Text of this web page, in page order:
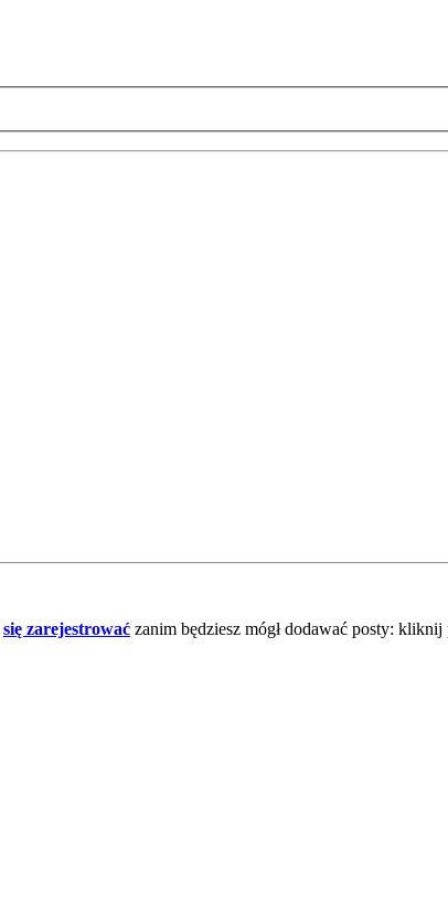
się zarejestrować zanim będziesz mógł dodawać posty: